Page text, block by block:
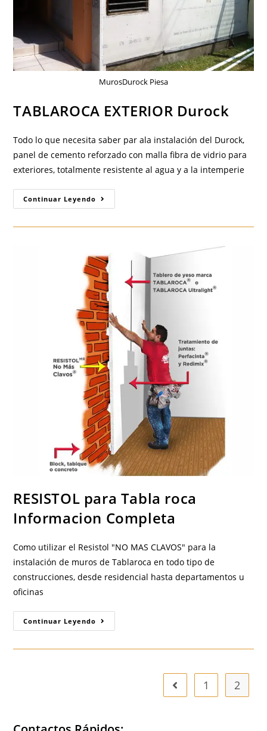
MurosDurock Piesa
TABLAROCA EXTERIOR Durock
Todo lo que necesita saber par ala instalación del Durock,
panel de cemento reforzado con malla fibra de vidrio para
exteriores, totalmente resistente al agua y a la intemperie
Continuar Leyendo TABLAROCA
EXTERIOR
RESISTOL para Tabla roca
Informacion Completa
Como utilizar el Resistol "NO MAS CLAVOS" para la
instalación de muros de Tablaroca en todo tipo de
construcciones, desde residencial hasta departamentos u
oficinas
Continuar Leyendo RESISTOL
Para
Roca
Ir a la página anterior
1 2